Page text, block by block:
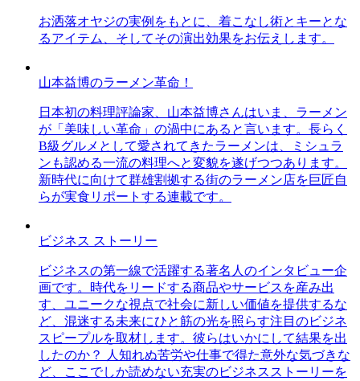
お洒落オヤジの実例をもとに、着こなし術とキーとな
るアイテム、そしてその演出効果をお伝えします。
山本益博のラーメン革命！
日本初の料理評論家、山本益博さんはいま、ラーメン
が「美味しい革命」の渦中にあると言います。長らく
B級グルメとして愛されてきたラーメンは、ミシュラ
ンも認める一流の料理へと変貌を遂げつつあります。
新時代に向けて群雄割拠する街のラーメン店を巨匠自
らが実食リポートする連載です。
ビジネス ストーリー
ビジネスの第一線で活躍する著名人のインタビュー企
画です。時代をリードする商品やサービスを産み出
す、ユニークな視点で社会に新しい価値を提供するな
ど、混迷する未来にひと筋の光を照らす注目のビジネ
スピープルを取材します。彼らはいかにして結果を出
したのか？ 人知れぬ苦労や仕事で得た意外な気づきな
ど、ここでしか読めない充実のビジネスストーリーを